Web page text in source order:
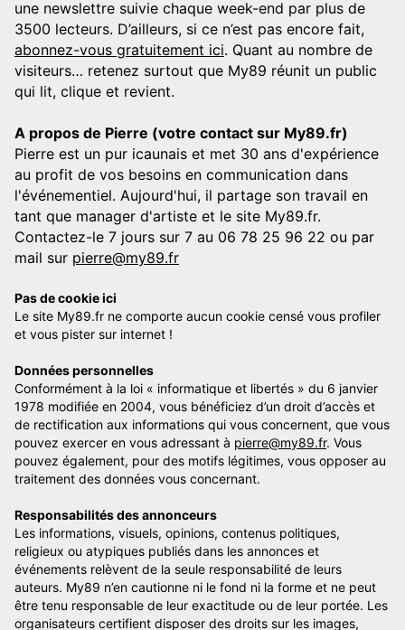
une newslettre suivie chaque week-end par plus de
3500 lecteurs. D’ailleurs, si ce n’est pas encore fait,
abonnez-vous gratuitement ici. Quant au nombre de
visiteurs… retenez surtout que My89 réunit un public
qui lit, clique et revient.
A propos de Pierre (votre contact sur My89.fr)
Pierre est un pur icaunais et met 30 ans d'expérience
au profit de vos besoins en communication dans
l'événementiel. Aujourd'hui, il partage son travail en
tant que manager d'artiste et le site My89.fr.
Contactez-le 7 jours sur 7 au 06 78 25 96 22 ou par
mail sur pierre@my89.fr
Pas de cookie ici
Le site My89.fr ne comporte aucun cookie censé vous profiler
et vous pister sur internet !
Données personnelles
Conformément à la loi « informatique et libertés » du 6 janvier
1978 modifiée en 2004, vous bénéficiez d’un droit d’accès et
de rectification aux informations qui vous concernent, que vous
pouvez exercer en vous adressant à pierre@my89.fr. Vous
pouvez également, pour des motifs légitimes, vous opposer au
traitement des données vous concernant.
Responsabilités des annonceurs
Les informations, visuels, opinions, contenus politiques,
religieux ou atypiques publiés dans les annonces et
événements relèvent de la seule responsabilité de leurs
auteurs. My89 n’en cautionne ni le fond ni la forme et ne peut
être tenu responsable de leur exactitude ou de leur portée. Les
organisateurs certifient disposer des droits sur les images,